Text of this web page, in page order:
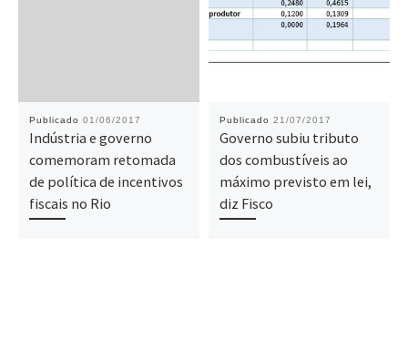
Publicado 01/06/2017
Indústria e governo
comemoram retomada
de política de incentivos
fiscais no Rio
Publicado 21/07/2017
Governo subiu tributo
dos combustíveis ao
máximo previsto em lei,
diz Fisco